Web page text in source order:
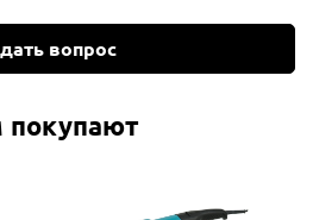
вопрос
покупают